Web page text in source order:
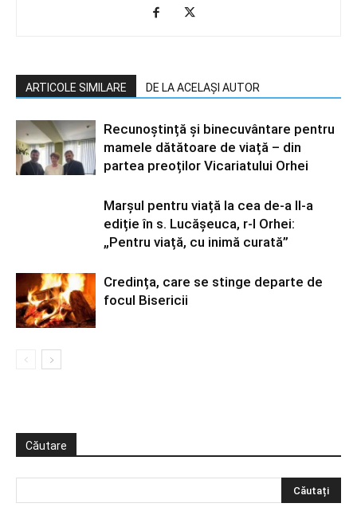
ARTICOLE SIMILARE DE LA ACELAȘI AUTOR
Recunoștință și binecuvântare pentru
mamele dătătoare de viață – din
partea preoților Vicariatului Orhei
Marșul pentru viață la cea de-a II-a
ediție în s. Lucășeuca, r-l Orhei:
„Pentru viață, cu inimă curată”
Credința, care se stinge departe de
focul Bisericii
Căutare